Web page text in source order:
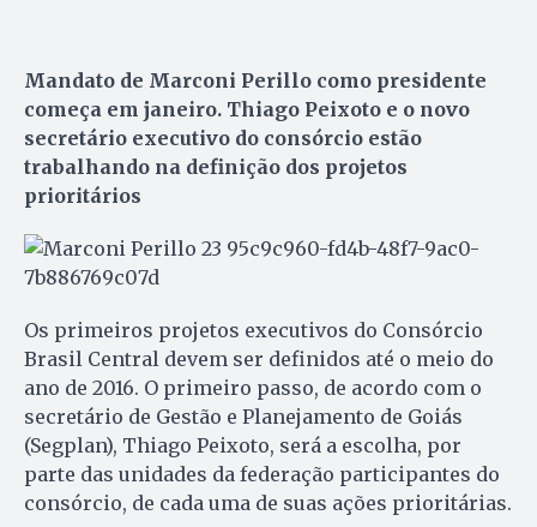
Mandato de Marconi Perillo como presidente
começa em janeiro. Thiago Peixoto e o novo
secretário executivo do consórcio estão
trabalhando na definição dos projetos
prioritários
Os primeiros projetos executivos do Consórcio
Brasil Central devem ser definidos até o meio do
ano de 2016. O primeiro passo, de acordo com o
secretário de Gestão e Planejamento de Goiás
(Segplan), Thiago Peixoto, será a escolha, por
parte das unidades da federação participantes do
consórcio, de cada uma de suas ações prioritárias.